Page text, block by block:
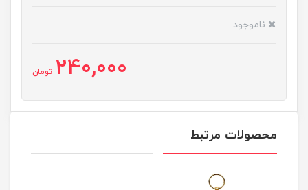
ناموجود
240,000 تومان
محصولات مرتبط